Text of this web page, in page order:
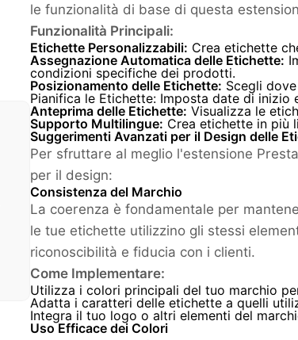
le funzionalità di base di questa
Funzionalità Principali:
Etichette Personalizzabili: Crea etichette
Assegnazione Automatica delle Etichette:
condizioni specifiche dei prodotti.
Posizionamento delle Etichette: Scegli
Pianifica le Etichette: Imposta date di
Anteprima delle Etichette: Visualizza le
Supporto Multilingue: Crea etichette in più
Suggerimenti Avanzati per il Design delle
Per sfruttare al meglio l'estensione
per il design:
Consistenza del Marchio
La coerenza è fondamentale per
le tue etichette utilizzino gli stessi
riconoscibilità e fiducia con i clienti.
Come Implementare:
Utilizza i colori principali del tuo marchio
Adatta i caratteri delle etichette a quelli
Integra il tuo logo o altri elementi del
Uso Efficace dei Colori